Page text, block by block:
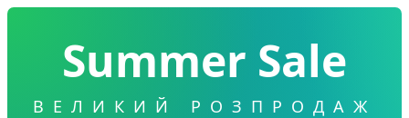
Summer Sale
ВЕЛИКИЙ РОЗПРОДАЖ